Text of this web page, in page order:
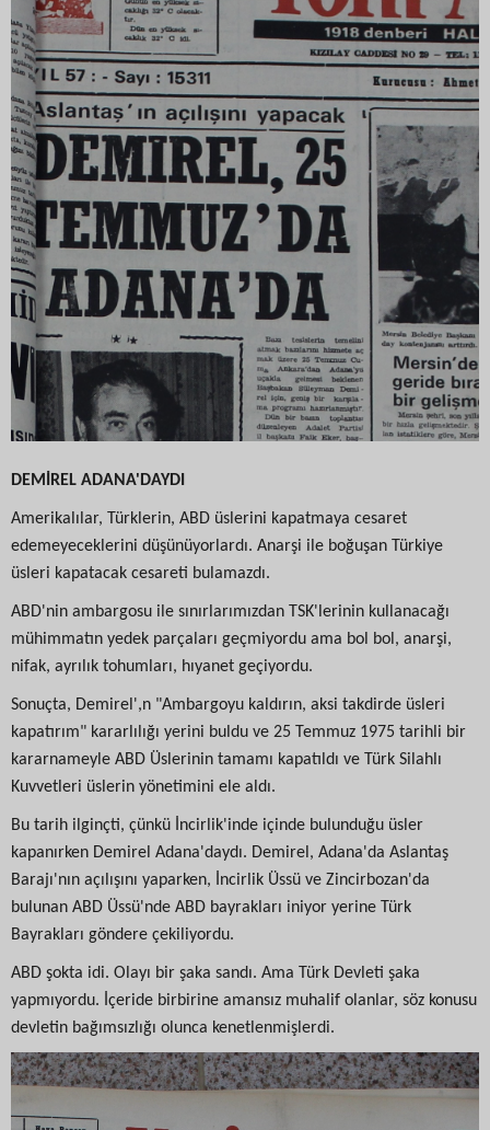
DEMİREL ADANA'DAYDI
Amerikalılar, Türklerin, ABD üslerini kapatmaya cesaret
edemeyeceklerini düşünüyorlardı. Anarşi ile boğuşan Türkiye
üsleri kapatacak cesareti bulamazdı.
ABD'nin ambargosu ile sınırlarımızdan TSK'lerinin kullanacağı
mühimmatın yedek parçaları geçmiyordu ama bol bol, anarşi,
nifak, ayrılık tohumları, hıyanet geçiyordu.
Sonuçta, Demirel',n "Ambargoyu kaldırın, aksi takdirde üsleri
kapatırım" kararlılığı yerini buldu ve 25 Temmuz 1975 tarihli bir
kararnameyle ABD Üslerinin tamamı kapatıldı ve Türk Silahlı
Kuvvetleri üslerin yönetimini ele aldı.
Bu tarih ilginçti, çünkü İncirlik'inde içinde bulunduğu üsler
kapanırken Demirel Adana'daydı. Demirel, Adana'da Aslantaş
Barajı'nın açılışını yaparken, İncirlik Üssü ve Zincirbozan'da
bulunan ABD Üssü'nde ABD bayrakları iniyor yerine Türk
Bayrakları göndere çekiliyordu.
ABD şokta idi. Olayı bir şaka sandı. Ama Türk Devleti şaka
yapmıyordu. İçeride birbirine amansız muhalif olanlar, söz konusu
devletin bağımsızlığı olunca kenetlenmişlerdi.